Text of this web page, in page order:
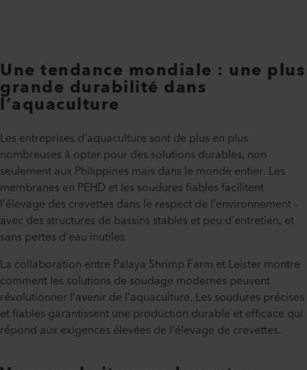
Une tendance mondiale : une plus
grande durabilité dans
l’aquaculture
Les entreprises d’aquaculture sont de plus en plus
nombreuses à opter pour des solutions durables, non
seulement aux Philippines mais dans le monde entier. Les
membranes en PEHD et les soudures fiables facilitent
l’élevage des crevettes dans le respect de l’environnement -
avec des structures de bassins stables et peu d’entretien, et
sans pertes d’eau inutiles.
La collaboration entre Palaya Shrimp Farm et Leister montre
comment les solutions de soudage modernes peuvent
révolutionner l’avenir de l’aquaculture. Les soudures précises
et fiables garantissent une production durable et efficace qui
répond aux exigences élevées de l’élevage de crevettes.